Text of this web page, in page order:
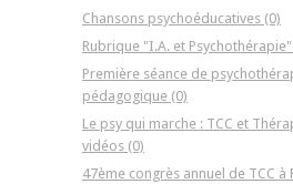
Chansons psychoéducatives (0)
Rubrique "I.A. et Psychothérapie"
Première séance de
pédagogique (0)
Le psy qui marche : TCC et
vidéos (0)
47ème congrès annuel de TCC à